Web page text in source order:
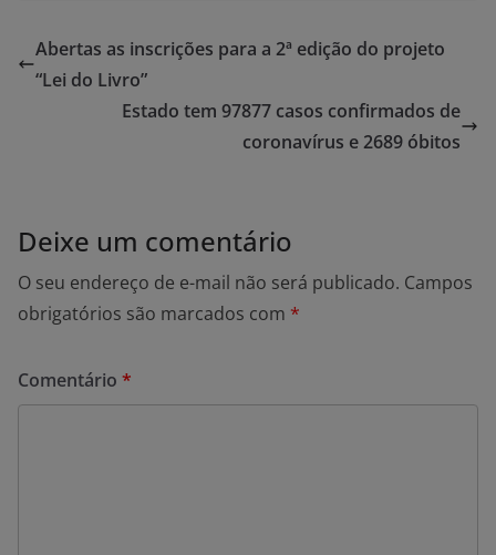
Abertas as inscrições para a 2ª edição do projeto
“Lei do Livro”
Estado tem 97877 casos confirmados de
coronavírus e 2689 óbitos
Deixe um comentário
O seu endereço de e-mail não será publicado. Campos
obrigatórios são marcados com *
Comentário *